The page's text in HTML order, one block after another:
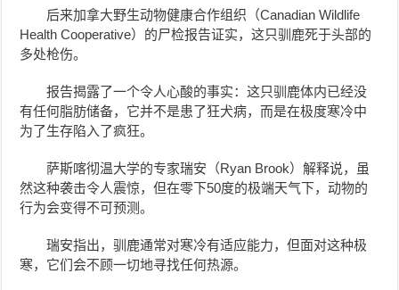
后来加拿大野生动物健康合作组织（Canadian Wildlife
Health Cooperative）的尸检报告证实，这只驯鹿死于头部的
多处枪伤。
报告揭露了一个令人心酸的事实：这只驯鹿体内已经没
有任何脂肪储备，它并不是患了狂犬病，而是在极度寒冷中
为了生存陷入了疯狂。
萨斯喀彻温大学的专家瑞安（Ryan Brook）解释说，虽
然这种袭击令人震惊，但在零下50度的极端天气下，动物的
行为会变得不可预测。
瑞安指出，驯鹿通常对寒冷有适应能力，但面对这种极
寒，它们会不顾一切地寻找任何热源。